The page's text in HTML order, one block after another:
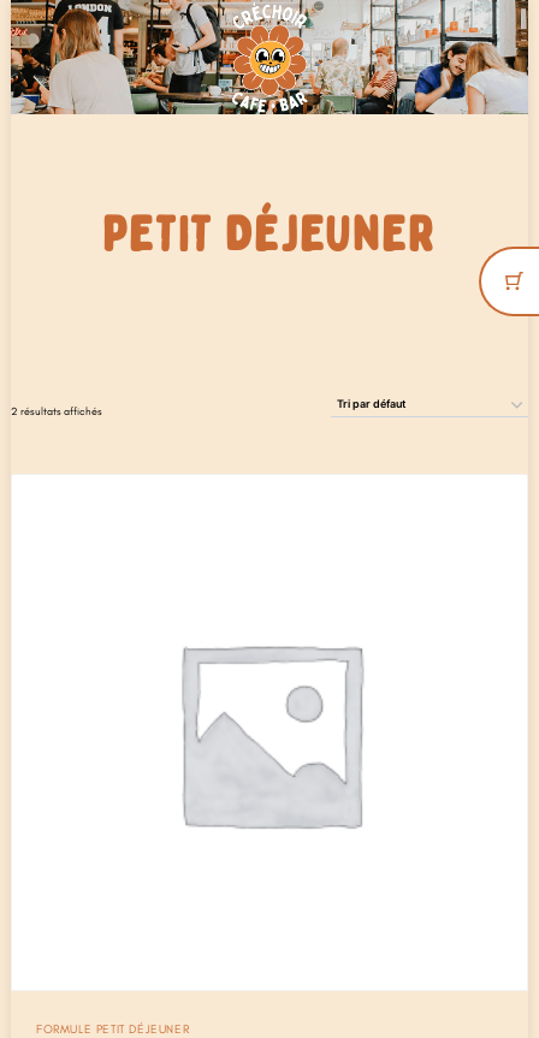
Aller
au
contenu
PETIT DÉJEUNER
2 résultats affichés
FORMULE PETIT DÉJEUNER